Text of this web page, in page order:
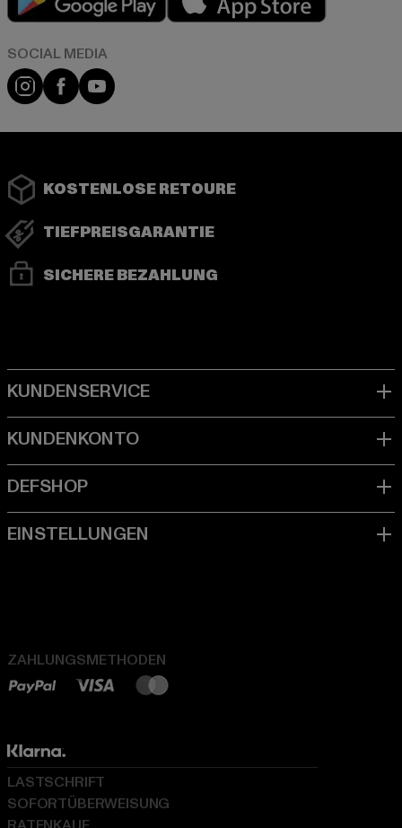
Instagram
FacebookYouTube
KOSTENLOSE RETOURE
TIEFPREISGARANTIE
SICHERE BEZAHLUNG
ZAHLUNGSMETHODEN
LASTSCHRIFT
SOFORTÜBERWEISUNG